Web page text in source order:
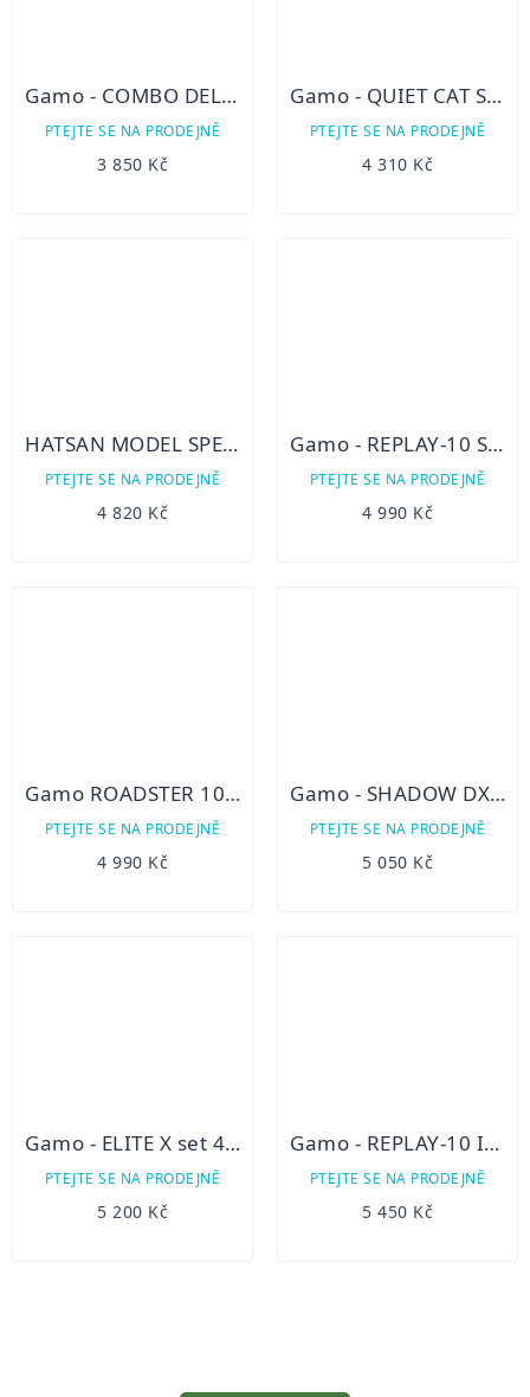
Gamo - COMBO DELTAMAX FORCE SET, KAL. 4,5
PTEJTE SE NA PRODEJNĚ
3 850 Kč
Gamo - QUIET CAT SET, KAL. 4,5
PTEJTE SE NA PRODEJNĚ
4 310 Kč
HATSAN MODEL SPEEDFIRE, KAL. 4,5 / 5,5 výkon 16 -26J
PTEJTE SE NA PRODEJNĚ
4 820 Kč
Gamo - REPLAY-10 SET, KAL. 4,5 / 5,5
PTEJTE SE NA PRODEJNĚ
4 990 Kč
Gamo ROADSTER 10 IGT GEN2, KAL. 4,5/5,5
PTEJTE SE NA PRODEJNĚ
4 990 Kč
Gamo - SHADOW DX, KAL. 4,5
PTEJTE SE NA PRODEJNĚ
5 050 Kč
Gamo - ELITE X set 4,5/5,5mm
PTEJTE SE NA PRODEJNĚ
5 200 Kč
Gamo - REPLAY-10 IGT SET, KAL. 4,5
PTEJTE SE NA PRODEJNĚ
5 450 Kč